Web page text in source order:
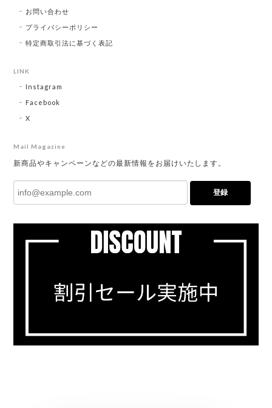
お問い合わせ
プライバシーポリシー
特定商取引法に基づく表記
LINK
Instagram
Facebook
X
Mail Magazine
新商品やキャンペーンなどの最新情報をお届けいたします。
登録